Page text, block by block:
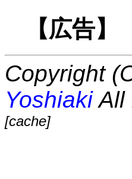
【広告】
Copyright
YoshiakiAll
[cache]